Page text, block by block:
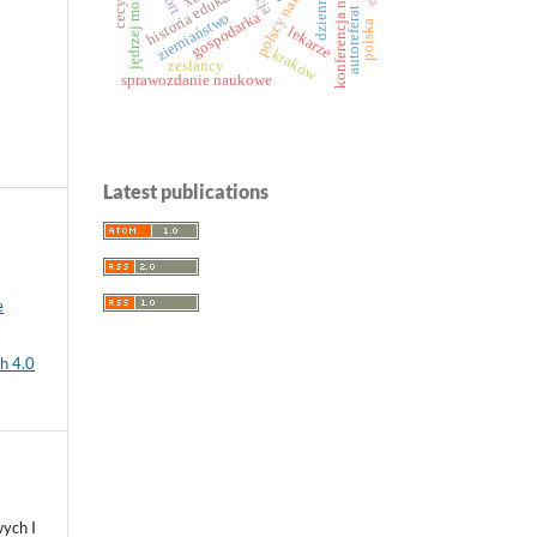
4.0
I
lekarze
gospodarka
sprawozdanie naukowekraków
zesłańcy
ziemiaństwo autoreferatpolska
Latest publications